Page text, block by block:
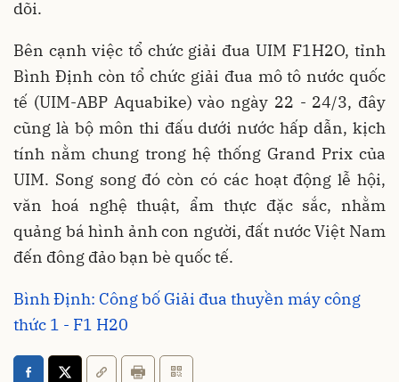
dõi.
Bên cạnh việc tổ chức giải đua UIM F1H2O, tỉnh
Bình Định còn tổ chức giải đua mô tô nước quốc
tế (UIM-ABP Aquabike) vào ngày 22 - 24/3, đây
cũng là bộ môn thi đấu dưới nước hấp dẫn, kịch
tính nằm chung trong hệ thống Grand Prix của
UIM. Song song đó còn có các hoạt động lễ hội,
văn hoá nghệ thuật, ẩm thực đặc sắc, nhằm
quảng bá hình ảnh con người, đất nước Việt Nam
đến đông đảo bạn bè quốc tế.
Bình Định: Công bố Giải đua thuyền máy công
thức 1 - F1 H20